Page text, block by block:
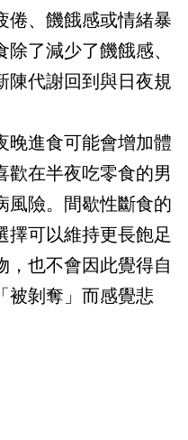
倦、饑餓感或情緒暴
了減少了饑餓感、
陳代謝回到與日夜規
晚進食可能會增加體
歡在半夜吃零食的男
風險。間歇性斷食的
擇可以維持更長飽足
，也不會因此覺得自
被剝奪」而感覺悲